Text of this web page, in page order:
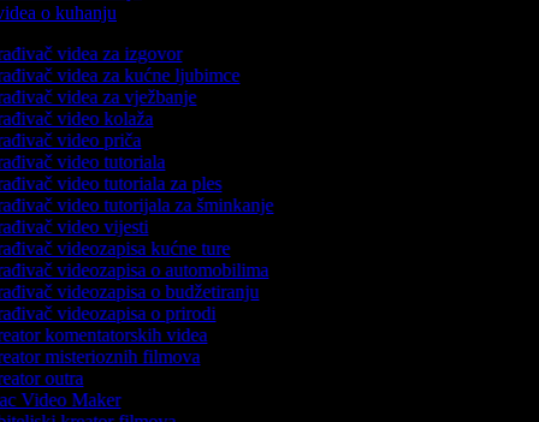
o kuhanju
videa za izgovor
videa za kućne ljubimce
videa za vježbanje
video kolaža
video priča
video tutoriala
video tutoriala za ples
video tutorijala za šminkanje
video vijesti
videozapisa kućne ture
videozapisa o automobilima
videozapisa o budžetiranju
videozapisa o prirodi
komentatorskih videa
misterioznih filmova
outra
Video Maker